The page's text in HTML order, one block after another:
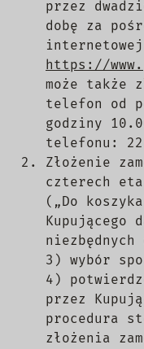
przez
dobę za
internetowej
https://
może także
telefon od
godziny
telefonu:
Złożenie
czterech
(„Do
Kupującego
3) wybór
4)
przez
procedura
złożenia